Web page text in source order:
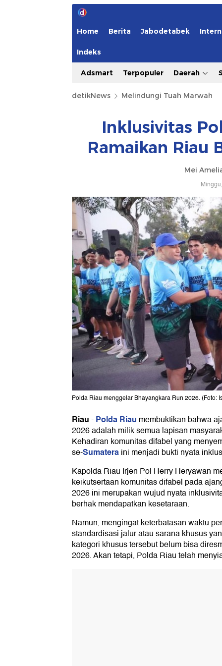
Home Berita Jabodetabek
Indeks
Adsmart Terpopuler Daerah
detikNews Melindungi Tuah Marwah
Inklusivitas
Ramaikan Riau
Mei
Polda Riau menggelar Bhayangkara Run 2026. (Foto:
Riau-Polda Riau membuktikan bahwa
2026 adalah milik semua lapisan
Kehadiran komunitas difabel yang
se-Sumateraini menjadi bukti nyata
Kapolda Riau Irjen Pol Herry Heryawan
keikutsertaan komunitas difabel pada
2026 ini merupakan wujud nyata
berhak mendapatkan kesetaraan.
Namun, mengingat keterbatasan waktu
standardisasi jalur atau sarana khusus
kategori khusus tersebut belum bisa
2026. Akan tetapi, Polda Riau telah